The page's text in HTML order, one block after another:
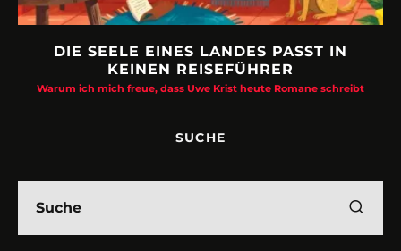
DIE SEELE EINES LANDES PASST IN
KEINEN REISEFÜHRER
Warum ich mich freue, dass Uwe Krist heute Romane schreibt
SUCHE